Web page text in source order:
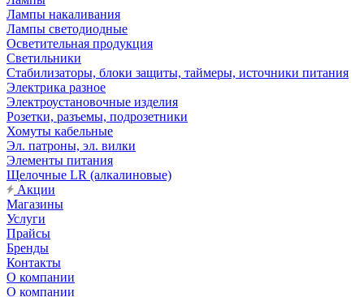
Лампы накаливания
Лампы светодиодные
Осветительная продукция
Светильники
Стабилизаторы, блоки защиты, таймеры, источники питания
Электрика разное
Электроустановочные изделия
Розетки, разъемы, подрозетники
Хомуты кабельные
Эл. патроны, эл. вилки
Элементы питания
Щелочные LR (алкалиновые)
Акции
Магазины
Услуги
Прайсы
Бренды
Контакты
О компании
О компании